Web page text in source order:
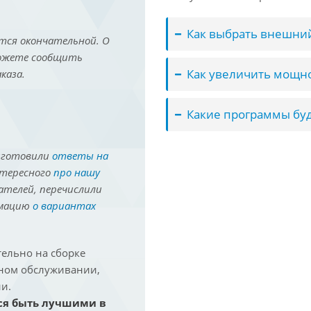
окончательной. О
сообщить
ответы на
про нашу
перечислили
о вариантах
на сборке
обслуживании,
быть лучшими в
Как выбрать
Как увеличить
Какие программы